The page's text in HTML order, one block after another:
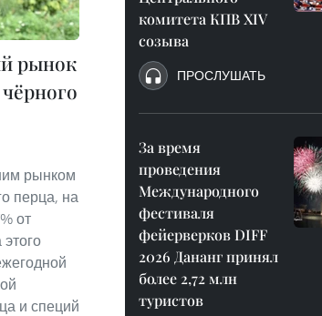
рынок
рынком
перца, на
от
и специй
комитета КПВ XIV
созыва
ПРОСЛУШАТЬ
За время
проведения
Международного
фестиваля
фейерверков DIFF
2026 Дананг принял
более 2,72 млн
туристов